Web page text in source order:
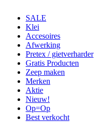
SALE
Klei
Accesoires
Afwerking
Pretex / gietverharder
Gratis Producten
Zeep maken
Merken
Aktie
Nieuw!
Op=Op
Best verkocht